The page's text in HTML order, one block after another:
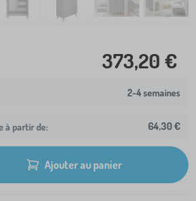
373,20 €
2-4 semaines
à partir de: 64,30 €
Ajouter au panier